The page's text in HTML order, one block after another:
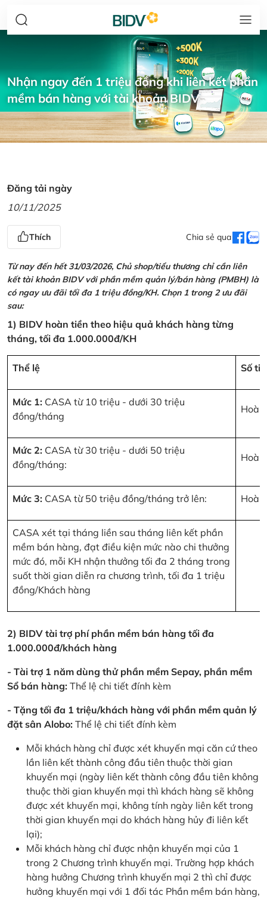
Nhận ngay đến 1 triệu đồng khi liên kết phần
mềm bán hàng với tài khoản BIDV
Đăng tải ngày
10/11/2025
Thích Chia sẻ qua
Từ nay đến hết 31/03/2026, Chủ shop/tiểu thương chỉ cần liên
kết tài khoản BIDV với phần mềm quản lý/bán hàng (PMBH) là
có ngay ưu đãi tối đa 1 triệu đồng/KH. Chọn 1 trong 2 ưu đãi
sau:
1) BIDV hoàn tiền theo hiệu quả khách hàng từng
tháng, tối đa 1.000.000đ/KH
Thể lệ Số
Mức 1: CASA từ 10 triệu - dưới 30 triệu
đồng/tháng
Mức 2: CASA từ 30 triệu - dưới 50 triệu
đồng/tháng:
Mức 3: CASA từ 50 triệu đồng/tháng trở lên:
CASA xét tại tháng liền sau tháng liên kết phần
mềm bán hàng, đạt điều kiện mức nào chi thưởng
mức đó, mỗi KH nhận thưởng tối đa 2 tháng trong
suốt thời gian diễn ra chương trình, tối đa 1 triệu
đồng/Khách hàng
2) BIDV tài trợ phí phần mềm bán hàng tối đa
1.000.000đ/khách hàng
- Tài trợ 1 năm dùng thử phần mềm Sepay, phần mềm
Sổ bán hàng: Thể lệ chi tiết đính kèm
- Tặng tối đa 1 triệu/khách hàng với phần mềm quản lý
đặt sân Alobo: Thể lệ chi tiết đính kèm
Mỗi khách hàng chỉ được xét khuyến mại căn cứ theo
lần liên kết thành công đầu tiên thuộc thời gian
khuyến mại (ngày liên kết thành công đầu tiên không
thuộc thời gian khuyến mại thì khách hàng sẽ không
được xét khuyến mại, không tính ngày liên kết trong
thời gian khuyến mại do khách hàng hủy đi liên kết
lại);
Mỗi khách hàng chỉ được nhận khuyến mại của 1
trong 2 Chương trình khuyến mại. Trường hợp khách
hàng hưởng Chương trình khuyến mại 2 thì chỉ được
hưởng khuyến mại với 1 đối tác Phần mềm bán hàng,